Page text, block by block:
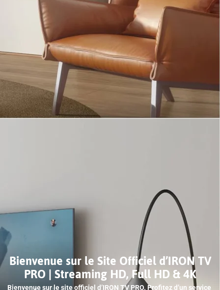
Bienvenue sur le Site Officiel d’IRON TV
PRO | Streaming HD, Full HD & 4K
Bienvenue sur le site officiel d’IRON TV PRO. Profitez d’un service